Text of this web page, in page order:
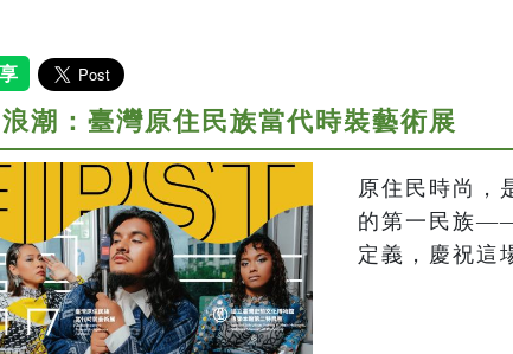
潮：臺灣原住民族當代時裝藝術展
原住民時尚，
的第一民族
定義，慶祝這